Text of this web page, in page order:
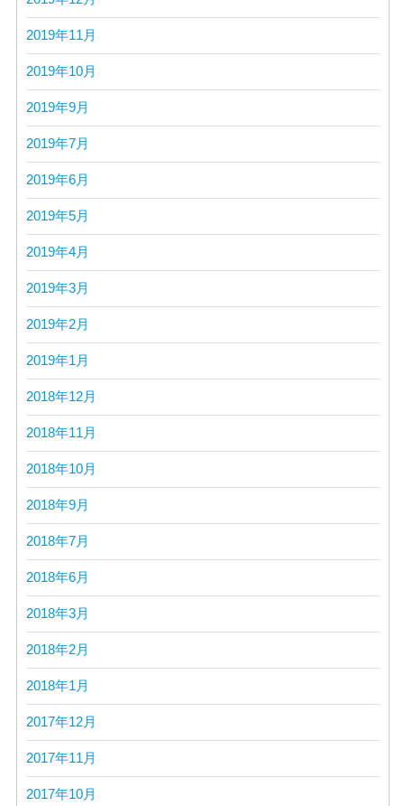
2019年11月
2019年10月
2019年9月
2019年7月
2019年6月
2019年5月
2019年4月
2019年3月
2019年2月
2019年1月
2018年12月
2018年11月
2018年10月
2018年9月
2018年7月
2018年6月
2018年3月
2018年2月
2018年1月
2017年12月
2017年11月
2017年10月